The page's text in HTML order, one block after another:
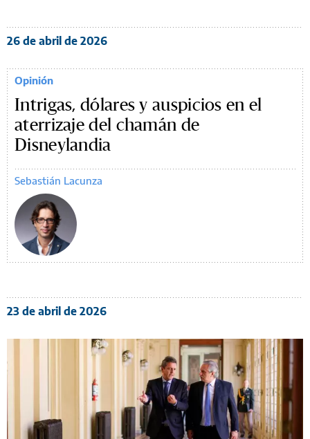
26 de abril de 2026
Opinión
Intrigas, dólares y auspicios en el
aterrizaje del chamán de
Disneylandia
Sebastián Lacunza
23 de abril de 2026